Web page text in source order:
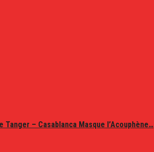
Tanger – Casablanca Masque l’Acouphène…